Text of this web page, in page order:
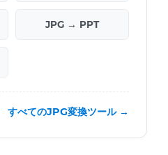
JPG → PPT
すべてのJPG変換ツール →